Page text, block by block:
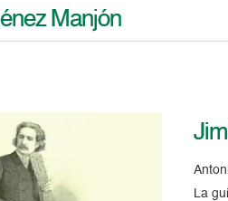
Manjón
La